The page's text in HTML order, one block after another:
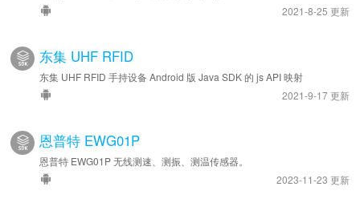
2021-8-25 更新
东集 UHF RFID
东集 UHF RFID 手持设备 Android 版 Java SDK 的 js API 映射
2021-9-17 更新
恩普特 EWG01P
恩普特 EWG01P 无线测速、测振、测温传感器。
2023-11-23 更新